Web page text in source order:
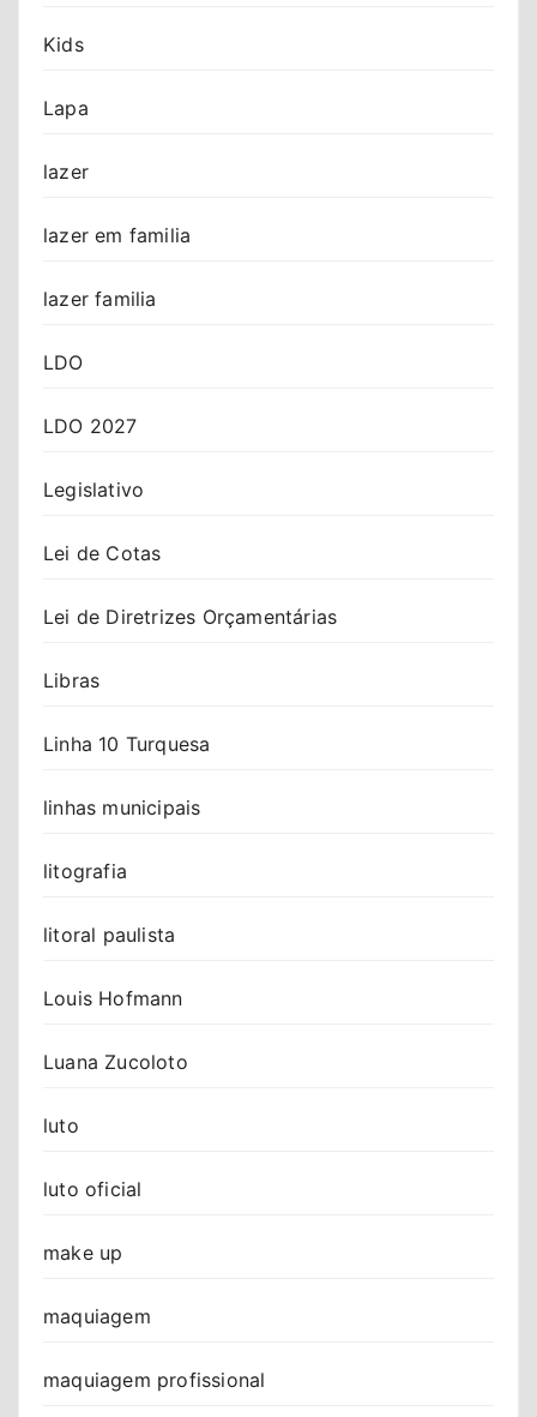
Kids
Lapa
lazer
lazer em familia
lazer familia
LDO
LDO 2027
Legislativo
Lei de Cotas
Lei de Diretrizes Orçamentárias
Libras
Linha 10 Turquesa
linhas municipais
litografia
litoral paulista
Louis Hofmann
Luana Zucoloto
luto
luto oficial
make up
maquiagem
maquiagem profissional